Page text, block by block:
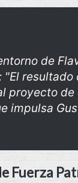
de
"El resultado
proyecto de
impulsa
Fuerza